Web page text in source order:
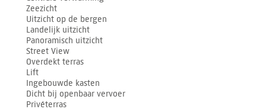
Zeezicht
Uitzicht op de bergen
Landelijk uitzicht
Panoramisch uitzicht
Street View
Overdekt terras
Lift
Ingebouwde kasten
Dicht bij openbaar vervoer
Privéterras